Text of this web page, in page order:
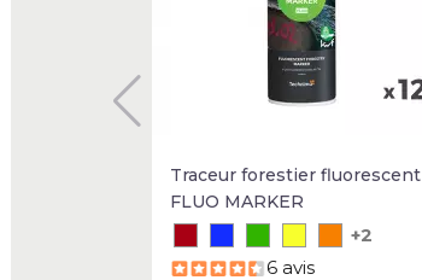
Traceur forestier fluorescent
FLUO MARKER
+2
6 avis